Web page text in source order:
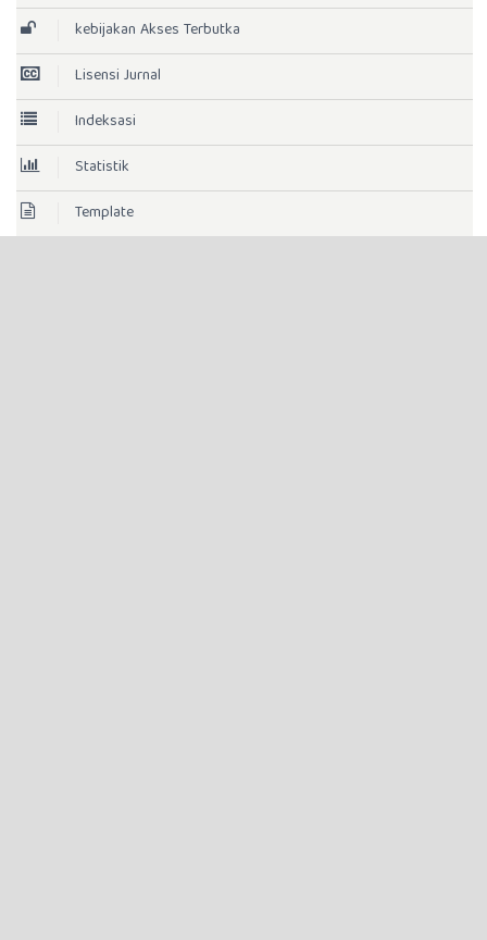
kebijakan Akses Terbutka
Lisensi Jurnal
Indeksasi
Statistik
Template